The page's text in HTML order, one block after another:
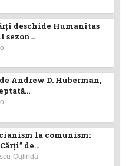
deschide Humanitas
sezon...
Andrew D. Huberman,
la comunism:
de...
Oglindă